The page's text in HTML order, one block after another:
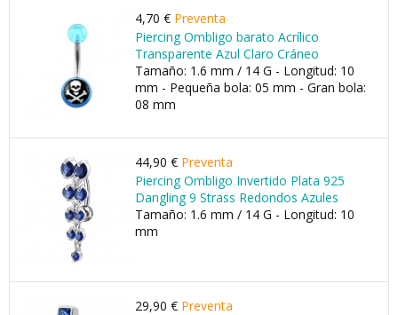
4,70 € Preventa
Piercing Ombligo barato Acrílico
Transparente Azul Claro Cráneo
Tamaño: 1.6 mm / 14 G - Longitud: 10
mm - Pequeña bola: 05 mm - Gran bola:
08 mm
44,90 € Preventa
Piercing Ombligo Invertido Plata 925
Dangling 9 Strass Redondos Azules
Tamaño: 1.6 mm / 14 G - Longitud: 10
mm
29,90 € Preventa